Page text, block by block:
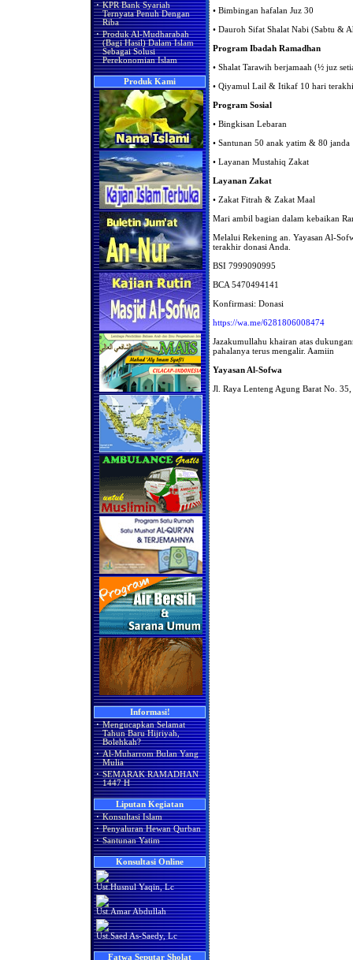
· KPR Bank Syariah
Ternyata Penuh Dengan
Riba
· Produk Al-Mudharabah
(Bagi Hasil) Dalam Islam
Sebagai Solusi
Perekonomian Islam
Produk Kami
Informasi!
· Mengucapkan Selamat
Tahun Baru Hijriyah,
Bolehkah?
· Al-Muharrom Bulan Yang
Mulia
· SEMARAK RAMADHAN
1447 H
Liputan Kegiatan
· Konsultasi Islam
· Penyaluran Hewan Qurban
· Santunan Yatim
Konsultasi Online
Ust.Husnul Yaqin, Lc
Ust.Amar Abdullah
Ust.Saed As-Saedy, Lc
Fatwa Seputar Sholat
• Bimbingan hafalan Juz 30
• Dauroh Sifat Shalat Nabi (Sabtu &
Program Ibadah Ramadhan
• Shalat Tarawih berjamaah (½ juz
• Qiyamul Lail & Itikaf 10 hari
Program Sosial
• Bingkisan Lebaran
• Santunan 50 anak yatim & 80 janda
• Layanan Mustahiq Zakat
Layanan Zakat
• Zakat Fitrah & Zakat Maal
Mari ambil bagian dalam kebaikan
Melalui Rekening an. Yayasan Al-
terakhir donasi Anda.
BSI 7999090995
BCA 5470494141
Konfirmasi:⁣ Donasi
https://wa.me/6281806008474
Jazakumullahu khairan atas
pahalanya terus mengalir. Aamiin
Yayasan Al-Sofwa
Jl. Raya Lenteng Agung Barat No. 35,